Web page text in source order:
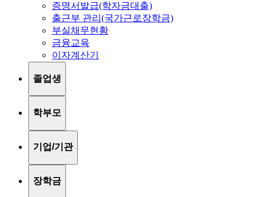
증명서발급(학자금대출)
출근부 관리(국가근로장학금)
부실채무현황
금융교육
이자계산기
졸업생
학부모
기업/기관
장학금